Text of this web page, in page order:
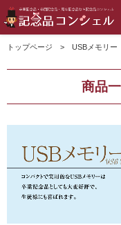
トップページ USBメモリー
商品